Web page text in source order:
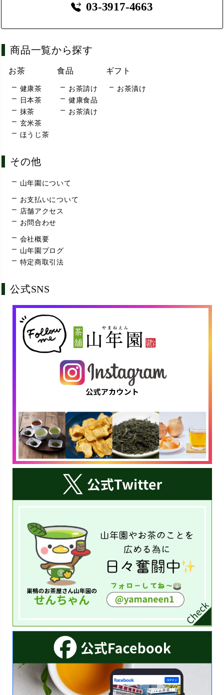
03-3917-4663
商品一覧から探す
お茶
健康茶
日本茶
抹茶
玄米茶
ほうじ茶
食品
お茶請け
健康食品
お茶漬け
ギフト
お茶漬け
その他
山年園について
お支払いについて
店舗アクセス
お問合わせ
会社概要
山年園ブログ
特定商取引法
公式SNS